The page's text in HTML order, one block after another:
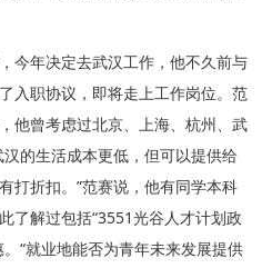
年决定去武汉工作，他不久前与
入职协议，即将走上工作岗位。范
他曾考虑过北京、上海、杭州、武
的生活成本更低，但可以提供给
打折扣。”范赛说，他有同学本科
了解过包括“3551光谷人才计划政
“就业地能否为青年未来发展提供